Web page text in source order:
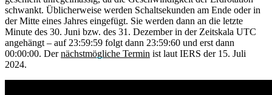
schwankt. Üblicherweise werden Schaltsekunden am Ende oder in
der Mitte eines Jahres eingefügt. Sie werden dann an die letzte
Minute des 30. Juni bzw. des 31. Dezember in der Zeitskala UTC
angehängt – auf 23:59:59 folgt dann 23:59:60 und erst dann
00:00:00. Dernächstmögliche Termin ist laut IERS der 15. Juli
2024.